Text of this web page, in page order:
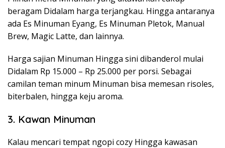
beragam Didalam harga terjangkau. Hingga antaranya
ada Es Minuman Eyang, Es Minuman Pletok, Manual
Brew, Magic Latte, dan lainnya.
Harga sajian Minuman Hingga sini dibanderol mulai
Didalam Rp 15.000 – Rp 25.000 per porsi. Sebagai
camilan teman minum Minuman bisa memesan risoles,
biterbalen, hingga keju aroma.
3. Kawan Minuman
Kalau mencari tempat ngopi cozy Hingga kawasan